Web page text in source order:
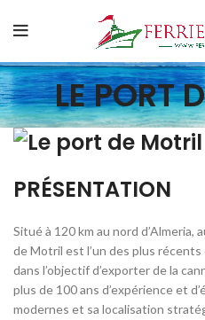
LE PORT
PRÉSENTATION
Situé à 120 km au nord d’Almeria,
de Motril est l’un des plus
dans l’objectif d’exporter de la
plus de 100 ans d’expérience et
modernes et sa localisation